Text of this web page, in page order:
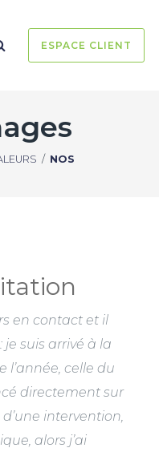
ESPACE CLIENT
/ NOS
en contact et il
suis arrivé à la
l’année, celle du
directement sur
intervention,
alors j’ai